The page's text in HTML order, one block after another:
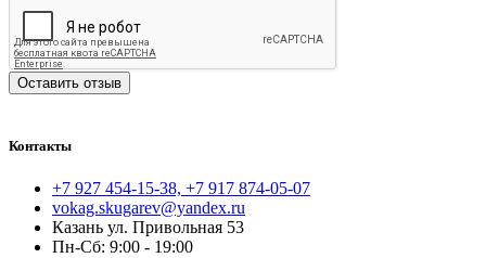
Оставить отзыв
Контакты
+7 927 454-15-38, +7 917 874-05-07
vokag.skugarev@yandex.ru
Казань ул. Привольная 53
Пн-Сб: 9:00 - 19:00